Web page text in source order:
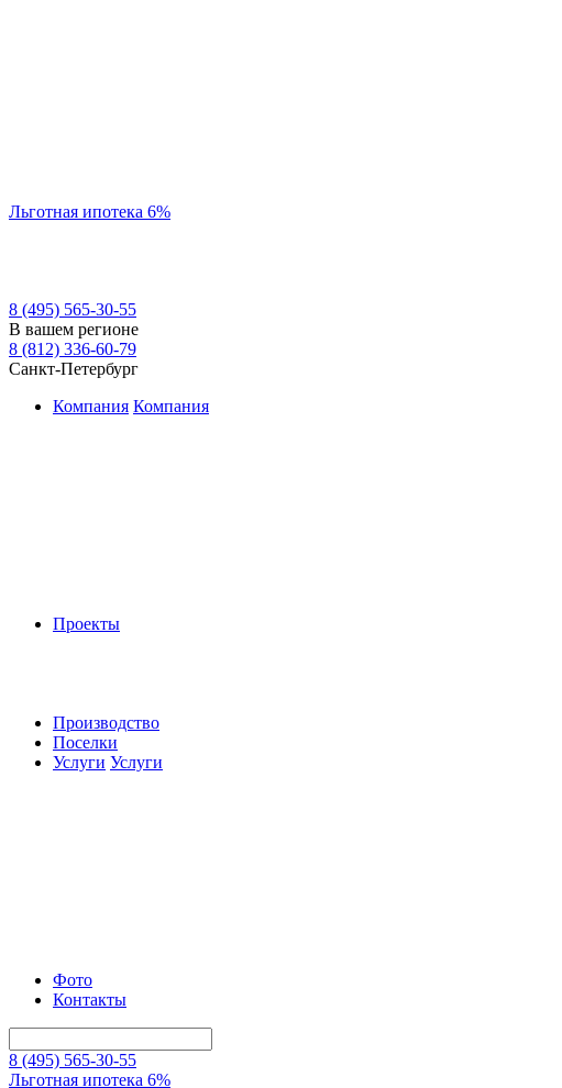
Льготная ипотека 6%
8 (495) 565-30-55
В вашем регионе
8 (812) 336-60-79
Санкт-Петербург
Компания Компания
Проекты
Производство
Поселки
Услуги Услуги
Фото
Контакты
8 (495) 565-30-55
Льготная ипотека 6%